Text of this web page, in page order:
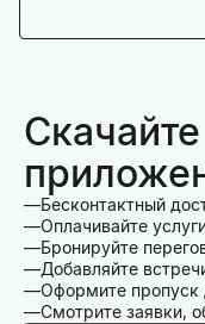
Бесконтактный
Оплачивайте
Бронируйте
Добавляйте
Оформите пропуск
Смотрите заявки,